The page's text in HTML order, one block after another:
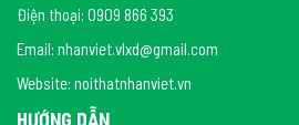
Điện thoại: 0909 866 393
Email: nhanviet.vlxd@gmail.com
Website: noithatnhanviet.vn
HƯỚNG DẪN